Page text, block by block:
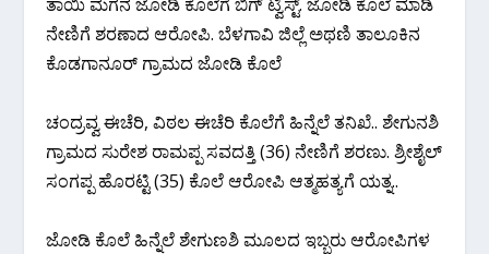
ನೇಣಿಗೆ ಶರಣಾದ ಆರೋಪಿ. ಬೆಳಗಾವಿ ಜಿಲ್ಲೆ ಅಥಣಿ ತಾಲೂಕಿನ
ಕೊಡಗಾನೂರ್ ಗ್ರಾಮದ ಜೋಡಿ ಕೊಲೆ
ಚಂದ್ರವ್ವ ಈಚೆರಿ, ವಿಠಲ ಈಚೆರಿ ಕೊಲೆಗೆ ಹಿನ್ನೆಲೆ ತನಿಖೆ.. ಶೇಗುನಶಿ
ಗ್ರಾಮದ ಸುರೇಶ ರಾಮಪ್ಪ ಸವದತ್ತಿ (36) ನೇಣಿಗೆ ಶರಣು. ಶ್ರೀಶೈಲ್
ಸಂಗಪ್ಪ ಹೊರಟ್ಟಿ (35) ಕೊಲೆ ಆರೋಪಿ ಆತ್ಮಹತ್ಯಗೆ ಯತ್ನ..
ಜೋಡಿ ಕೊಲೆ ಹಿನ್ನೆಲೆ ಶೇಗುಣಶಿ ಮೂಲದ ಇಬ್ಬರು ಆರೋಪಿಗಳ